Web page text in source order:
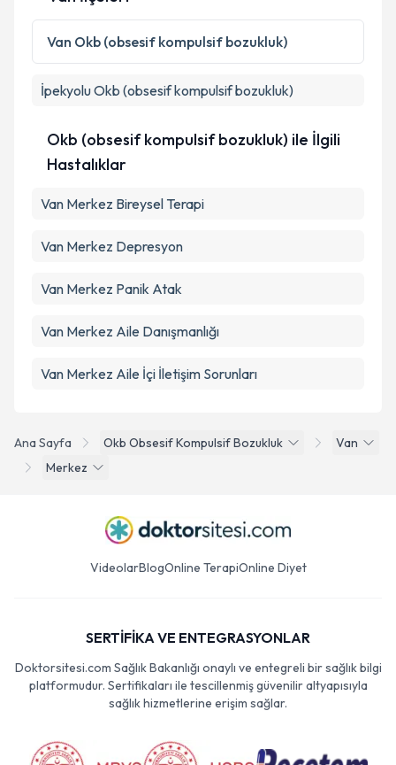
Kişisel verilerimin işlenmesine ilişkin Aydınlatma
Metni'ni okudum ve kişisel verilerimin belirtilen
Ana Sayfa Okb Obsesif Kompulsif Bozukluk
Van
Merkez
Van Okb (obsesif kompulsif bozukluk)
İpekyoluOkb (obsesif kompulsif bozukluk)
Okb (obsesif kompulsif bozukluk) ile İlgili
Hastalıklar
Van Merkez Bireysel Terapi
Van Merkez Depresyon
Van Merkez Panik Atak
Van Merkez Aile Danışmanlığı
Van Merkez Aile İçi İletişim Sorunları
VideolarBlogOnline TerapiOnline Diyet
SERTİFİKA VE ENTEGRASYONLAR
Doktorsitesi.com Sağlık Bakanlığı onaylı ve entegreli bir sağlık bilgi
platformudur. Sertifikaları ile tescillenmiş güvenilir altyapısıyla
sağlık hizmetlerine erişim sağlar.